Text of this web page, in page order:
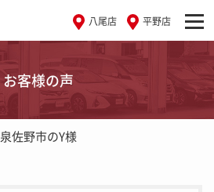
八尾店 平野店
お客様の声
泉佐野市のY様